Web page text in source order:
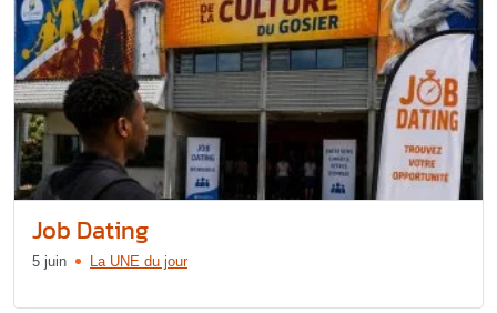
Job Dating
5 juin La UNE du jour